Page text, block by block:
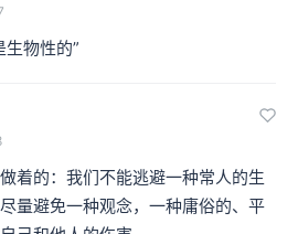
生物性的”
着的：我们不能逃避一种常人的生
量避免一种观念，一种庸俗的、平